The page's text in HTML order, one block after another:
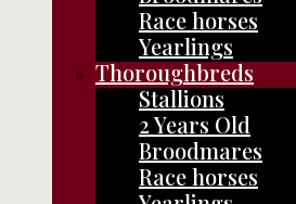
Race horses
Yearlings
Thoroughbreds
Stallions
2 Years Old
Broodmares
Race horses